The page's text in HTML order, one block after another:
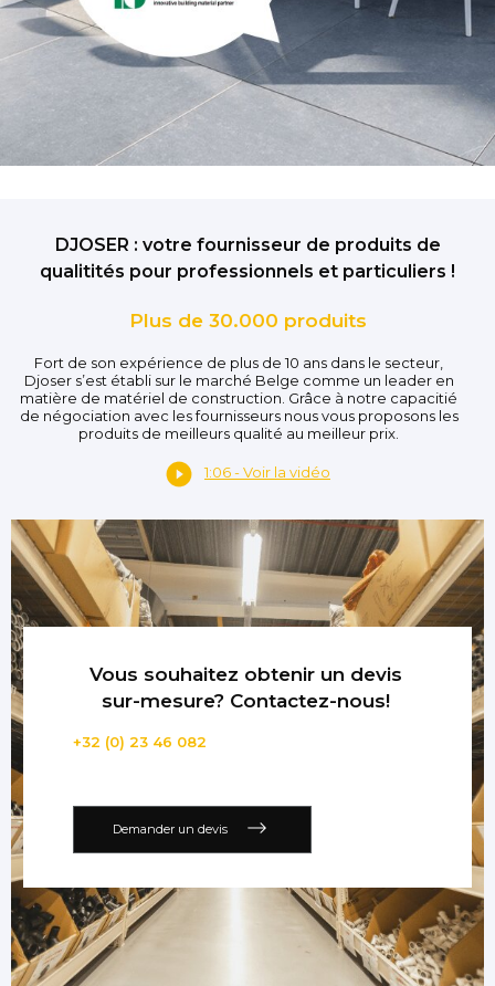
DJOSER : votre fournisseur de produits de
qualitités pour professionnels et particuliers !
Plus de 30.000 produits
Fort de son expérience de plus de 10 ans dans le secteur,
Djoser s’est établi sur le marché Belge comme un leader en
matière de matériel de construction. Grâce à notre capacitié
de négociation avec les fournisseurs nous vous proposons les
produits de meilleurs qualité au meilleur prix.
1:06 - Voir la vidéo
Vous souhaitez obtenir un devis
sur-mesure? Contactez-nous!
+32 (0) 23 46 082
Demander un devis